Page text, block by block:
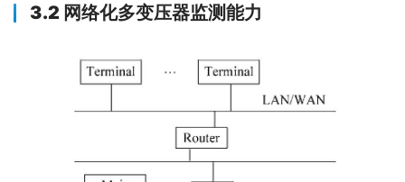
3.2 网络化多变压器监测能力